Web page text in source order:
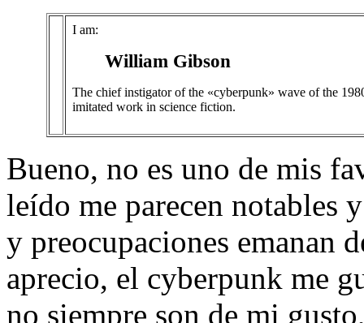
I am:
William Gibson
The chief instigator of the «cyberpunk» wave of the
imitated work in science fiction.
Bueno, no es uno de mis
leído me parecen notables
y preocupaciones emanan
aprecio, el cyberpunk me
no siempre son de mi